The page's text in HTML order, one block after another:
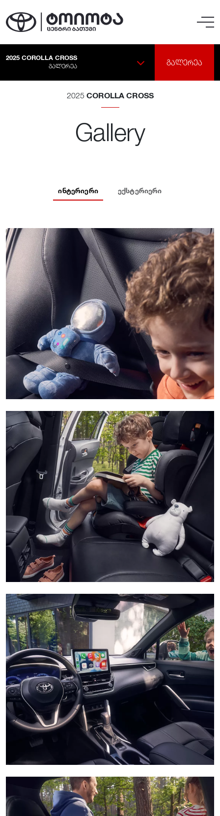
2025 COROLLA CROSS
ᲒᲐᲚᲔᲠᲔᲐ
ᲒᲐᲚᲔᲠᲔᲐ
2025 COROLLA CROSS
Gallery
ᲘᲜᲢᲔᲠᲘᲔᲠᲘ ᲔᲥᲡᲢᲔᲠᲘᲔᲠᲘ